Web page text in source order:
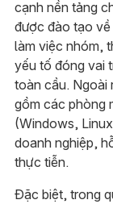
cạnh nền tảng
được đào tạo
làm việc nhóm,
yếu tố đóng vai
toàn cầu. Ngoài
gồm các phòng
(Windows,
doanh nghiệp,
thực tiễn.
Đặc biệt, trong